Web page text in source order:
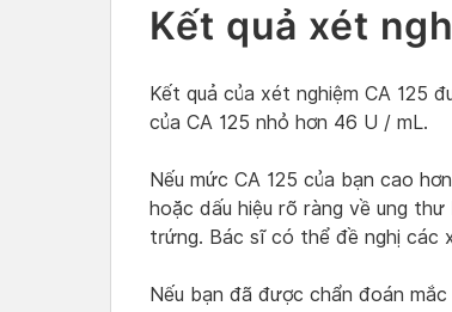
Kết quả xét
Kết quả của xét nghiệm CA 125
của CA 125 nhỏ hơn 46 U / mL.
Nếu mức CA 125 của bạn cao
hoặc dấu hiệu rõ ràng về ung
trứng. Bác sĩ có thể đề nghị các
Nếu bạn đã được chẩn đoán